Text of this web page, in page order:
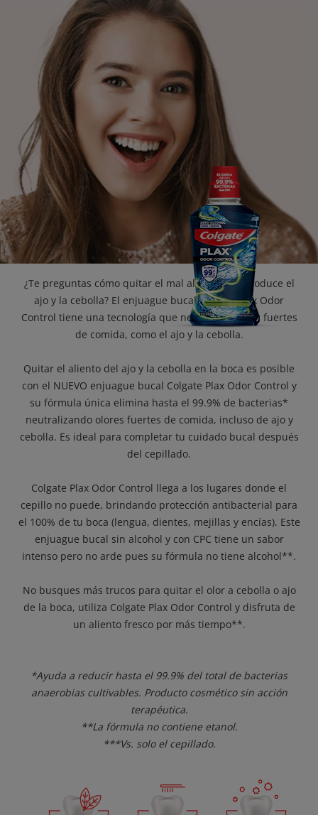
CHEQUEO DE SALUD BUCAL
CORRESPONDENCIA DE PRODUCTOS
SUSCRÍBASE
¿Te preguntas cómo quitar el mal aliento que produce el
ajo y la cebolla? El enjuague bucal Colgate Plax Odor
Control tiene una tecnología que neutraliza olores fuertes
de comida, como el ajo y la cebolla.
Quitar el aliento del ajo y la cebolla en la boca es posible
con el NUEVO enjuague bucal Colgate Plax Odor Control y
su fórmula única elimina hasta el 99.9% de bacterias*
neutralizando olores fuertes de comida, incluso de ajo y
cebolla. Es ideal para completar tu cuidado bucal después
del cepillado.
Colgate Plax Odor Control llega a los lugares donde el
cepillo no puede, brindando protección antibacterial para
el 100% de tu boca (lengua, dientes, mejillas y encías). Este
enjuague bucal sin alcohol y con CPC tiene un sabor
intenso pero no arde pues su fórmula no tiene alcohol**.
No busques más trucos para quitar el olor a cebolla o ajo
de la boca, utiliza Colgate Plax Odor Control y disfruta de
un aliento fresco por más tiempo**.
*Ayuda a reducir hasta el 99.9% del total de bacterias
anaerobias cultivables. Producto cosmético sin acción
terapéutica.
**La fórmula no contiene etanol.
***Vs. solo el cepillado.